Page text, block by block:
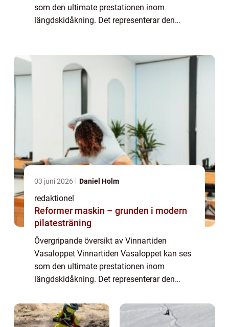
som den ultimate prestationen inom
längdskidåkning. Det representerar den
03 juni 2026 Daniel Holm
redaktionel
Reformer maskin – grunden i modern
pilatesträning
Övergripande översikt av Vinnartiden
Vasaloppet Vinnartiden Vasaloppet kan ses
som den ultimate prestationen inom
längdskidåkning. Det representerar den
igenom den legendariska 90 kilometer långa
banan från ...